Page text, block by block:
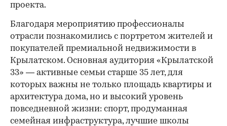
проекта.
Благодаря мероприятию профессионалы
отрасли познакомились с портретом жителей и
покупателей премиальной недвижимости в
Крылатском. Основная аудитория «Крылатской
33» — активные семьи старше 35 лет, для
которых важны не только площадь квартиры и
архитектура дома, но и высокий уровень
повседневной жизни: спорт, продуманная
семейная инфраструктура, лучшие школы